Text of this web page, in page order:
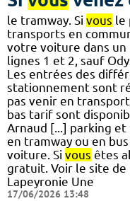
le tramway. Si vous le
transports en
votre voiture dans un
lignes 1 et 2, sauf
Les entrées des
stationnement sont
pas venir en
bas tarif sont
Arnaud [...] parking
en tramway ou en
voiture. Si vous êtes
gratuit. Voir le site de
Lapeyronie Une
17/06/2026 13:48